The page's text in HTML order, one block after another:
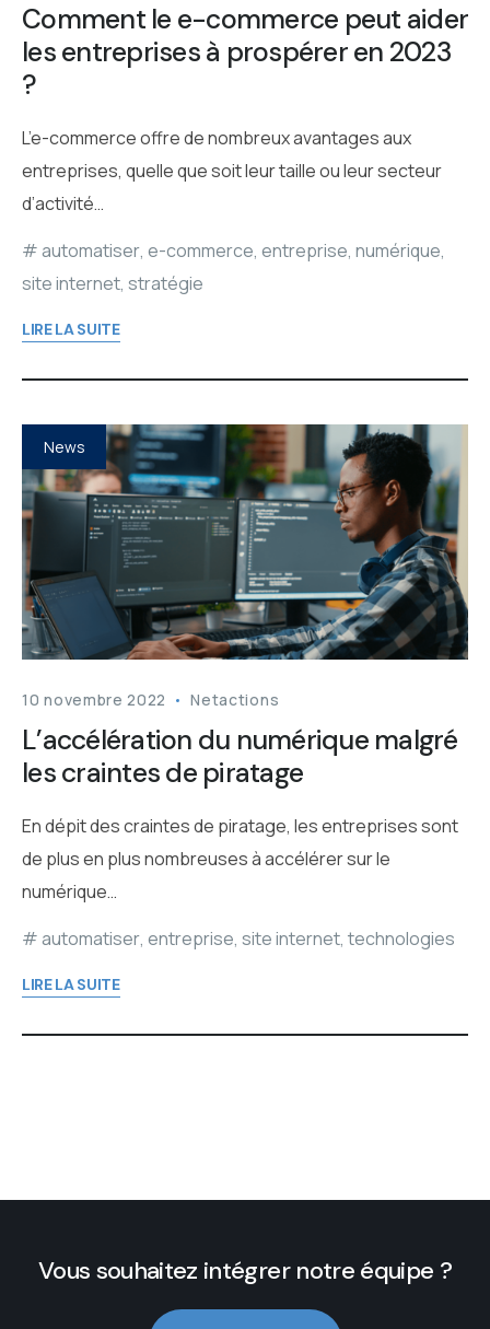
Comment le e-commerce peut aider
les entreprises à prospérer en 2023
?
L’e-commerce offre de nombreux avantages aux
entreprises, quelle que soit leur taille ou leur secteur
d’activité…
automatiser, e-commerce, entreprise, numérique,
site internet, stratégie
LIRE LA SUITE
News
10 novembre 2022 Netactions
L’accélération du numérique malgré
les craintes de piratage
En dépit des craintes de piratage, les entreprises sont
de plus en plus nombreuses à accélérer sur le
numérique…
automatiser, entreprise, site internet, technologies
LIRE LA SUITE
Vous souhaitez intégrer notre équipe ?